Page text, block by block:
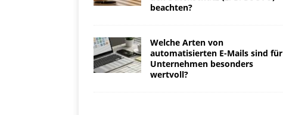
beachten?
Welche Arten von
automatisierten E-Mails sind für
Unternehmen besonders
wertvoll?